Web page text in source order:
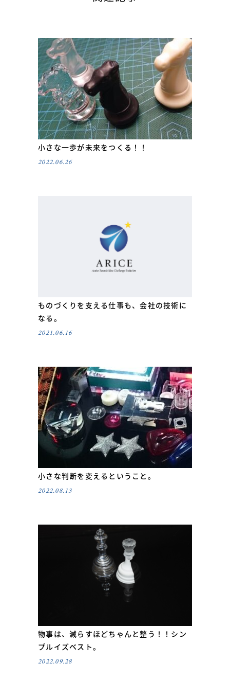
小さな一歩が未来をつくる！！
2022.06.26
ものづくりを支える仕事も、会社の技術に
なる。
2021.06.16
小さな判断を変えるということ。
2022.08.13
物事は、減らすほどちゃんと整う！！シン
プルイズベスト。
2022.09.28